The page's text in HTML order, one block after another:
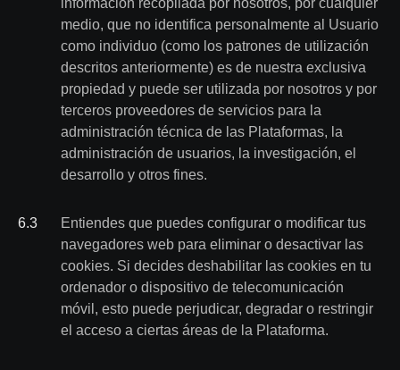
información recopilada por nosotros, por cualquier
medio, que no identifica personalmente al Usuario
como individuo (como los patrones de utilización
descritos anteriormente) es de nuestra exclusiva
propiedad y puede ser utilizada por nosotros y por
terceros proveedores de servicios para la
administración técnica de las Plataformas, la
administración de usuarios, la investigación, el
desarrollo y otros fines.
6.3
Entiendes que puedes configurar o modificar tus
navegadores web para eliminar o desactivar las
cookies. Si decides deshabilitar las cookies en tu
ordenador o dispositivo de telecomunicación
móvil, esto puede perjudicar, degradar o restringir
el acceso a ciertas áreas de la Plataforma.